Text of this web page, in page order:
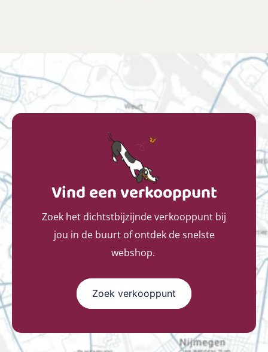
Vind een verkooppunt
Zoek het dichtstbijzijnde verkooppunt bij
jou in de buurt of ontdek de snelste
webshop.
Zoek verkooppunt